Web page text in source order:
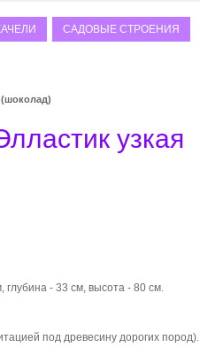
САДОВЫЕ СТРОЕНИЯ
(шоколад)
узкая
глубина - 33 см, высота - 80 см.
под древесину дорогих пород).